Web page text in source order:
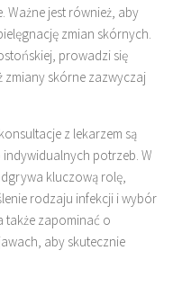
Ważne jest również, aby
zmian skórnych.
prowadzi się
zmiany skórne zazwyczaj
z lekarzem są
potrzeb. W
kluczową rolę,
rodzaju infekcji i wybór
także zapominać o
aby skutecznie